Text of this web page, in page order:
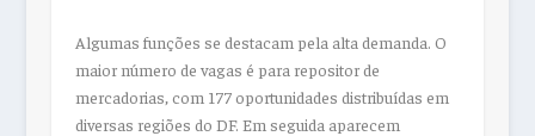
Algumas funções se destacam pela alta demanda. O
maior número de vagas é para repositor de
mercadorias, com 177 oportunidades distribuídas em
diversas regiões do DF. Em seguida aparecem